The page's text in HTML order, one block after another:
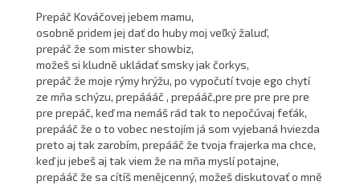
Prepáč Kováčovej jebem mamu,
osobně pridem jej dať do huby moj veľký žaluď,
prepáč že som mister showbiz,
možeš si kludně ukládať smsky jak čorkys,
prepáč že moje rýmy hrýžu, po vypočutí tvoje ego chytí
ze mňa schýzu, prepáááč , prepááč,pre pre pre pre pre
pre prepáč, keď ma nemáš rád tak to nepočúvaj feťák,
prepááč že o to vobec nestojím já som vyjebaná hviezda
preto aj tak zarobím, prepááč že tvoja frajerka ma chce,
keď ju jebeš aj tak viem že na mňa myslí potajne,
prepááč že sa cítíš menějcenný, možeš diskutovať o mně